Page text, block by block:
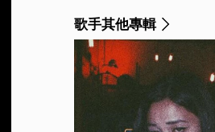
歌手其他專輯